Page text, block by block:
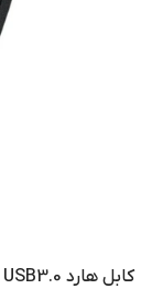
کابل هارد USB3.0 مدل NV30 طول 0.39 متر